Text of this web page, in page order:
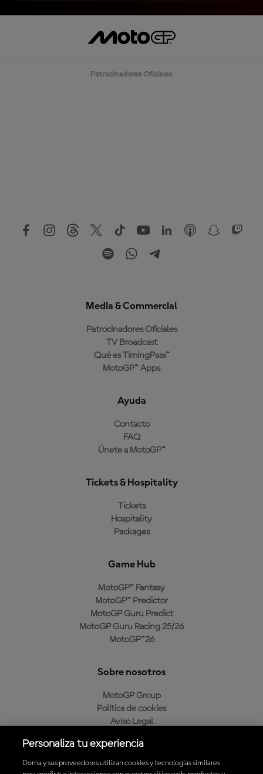
Patrocinadores Oficiales
Media & Commercial
Patrocinadores Oficiales
TV Broadcast
Qué es TimingPass™
MotoGP™ Apps
Ayuda
Contacto
FAQ
Únete a MotoGP™
Tickets & Hospitality
Tickets
Hospitality
Packages
Game Hub
MotoGP™ Fantasy
MotoGP™ Predictor
MotoGP Guru Predict
MotoGP Guru Racing 25/26
MotoGP™26
Sobre nosotros
MotoGP Group
Política de cookies
Aviso Legal
Política de compra
Personaliza tu experiencia
Dorna y sus proveedores utilizan cookies y tecnologías similares